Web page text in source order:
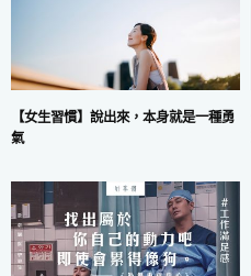
【女生習慣】說出來，本身就是一種勇
氣